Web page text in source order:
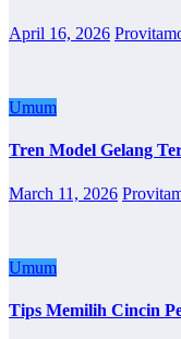
April 16, 2026
Umum
Tren Model Gelang
March 11, 2026
Umum
Tips Memilih Cincin